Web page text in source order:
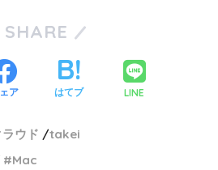
SHARE
ア はてブ LINE
ラウド
takei
Mac